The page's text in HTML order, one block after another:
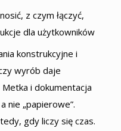
z czym łączyć,
dla użytkowników
konstrukcyjne i
wyrób daje
i dokumentacja
nie „papierowe”.
gdy liczy się czas.